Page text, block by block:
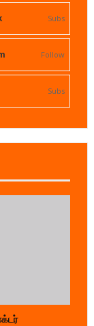
Subs
Follow
Subs